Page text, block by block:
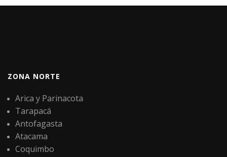
ZONA NORTE
Arica y Parinacota
Tarapacá
Antofagasta
Atacama
Coquimbo